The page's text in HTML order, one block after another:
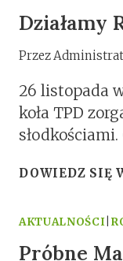
Działamy
Przez
26 listopada
koła TPD
słodkościami.
DOWIEDZ SIĘ
AKTUALNOŚCI
Próbne